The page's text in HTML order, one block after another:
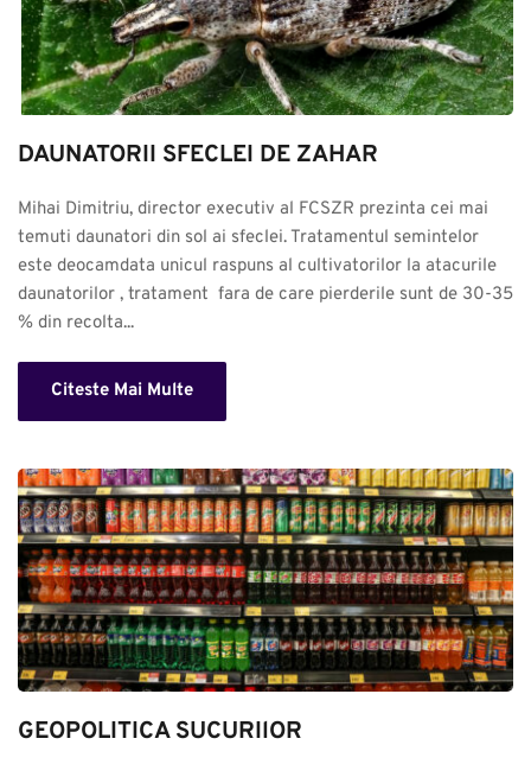
DAUNATORII SFECLEI DE ZAHAR
Mihai Dimitriu, director executiv al FCSZR prezinta cei mai
temuti daunatori din sol ai sfeclei. Tratamentul semintelor
este deocamdata unicul raspuns al cultivatorilor la atacurile
daunatorilor , tratament  fara de care pierderile sunt de 30-35
% din recolta...
Citeste Mai Multe
GEOPOLITICA SUCURIlOR